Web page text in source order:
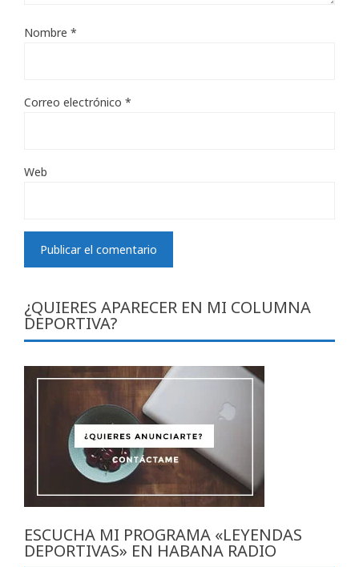
Nombre *
Correo electrónico *
Web
¿QUIERES APARECER EN MI COLUMNA
DEPORTIVA?
ESCUCHA MI PROGRAMA «LEYENDAS
DEPORTIVAS» EN HABANA RADIO